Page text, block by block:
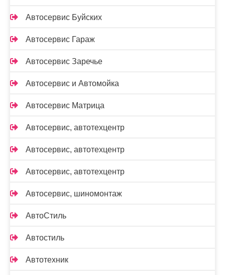
Автосервис Буйских
Автосервис Гараж
Автосервис Заречье
Автосервис и Автомойка
Автосервис Матрица
Автосервис, автотехцентр
Автосервис, автотехцентр
Автосервис, автотехцентр
Автосервис, шиномонтаж
АвтоСтиль
Автостиль
Автотехник